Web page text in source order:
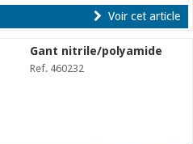
Voir cet article
Gant nitrile/polyamide
Ref. 460232